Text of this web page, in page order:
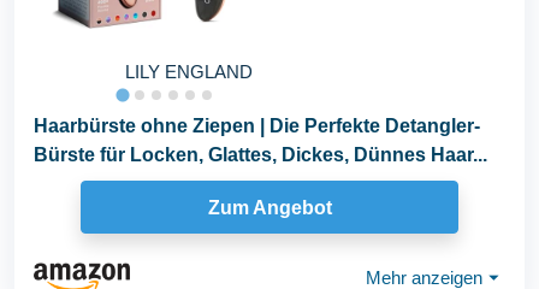
LILY ENGLAND
Haarbürste ohne Ziepen | Die Perfekte Detangler-
Bürste für Locken, Glattes, Dickes, Dünnes Haar...
Zum Angebot
Mehr anzeigen ⏷